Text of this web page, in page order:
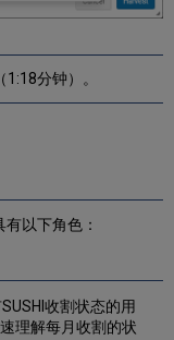
1:18分钟）。
以下角色：
收割状态的用
理解每月收割的状